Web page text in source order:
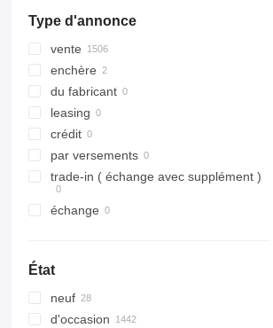
Transit
S-Class
SK
Sprinter
Tourino
Tourismo
Travego
Unimog
V-Class
Viano
Master
Maxity
Megane
Messenger
Midliner
Midlum
Premium
Sandero
T-series
Zoe
G-series
L-series
N-series
S-series
SD
Terberg
V40
V60
VM
Type d'annonce
vente
enchère
du fabricant
leasing
crédit
par versements
trade-in ( échange avec supplément )
échange
État
neuf
d'occasion